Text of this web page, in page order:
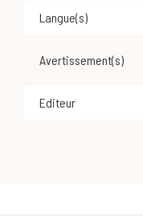
Langue(s)
Avertissement(s)
Editeur